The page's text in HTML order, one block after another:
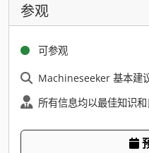
参观
可参观
Machineseeker 基本建
所有信息均以最佳知识